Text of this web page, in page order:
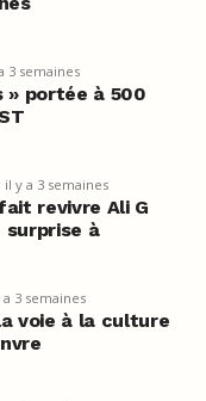
3 semaines
» portée à 500
il y a 3 semaines
revivre Ali G
surprise à
a 3 semaines
voie à la culture